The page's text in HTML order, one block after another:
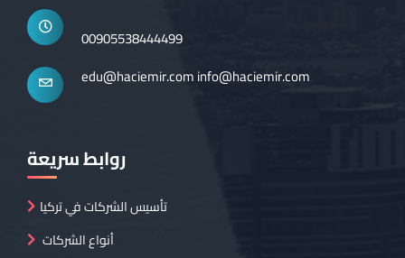
00905538444499
edu@haciemir.cominfo@haciemir.com
روابط سريعة
تأسيس الشركات في تركيا
أنواع الشركات